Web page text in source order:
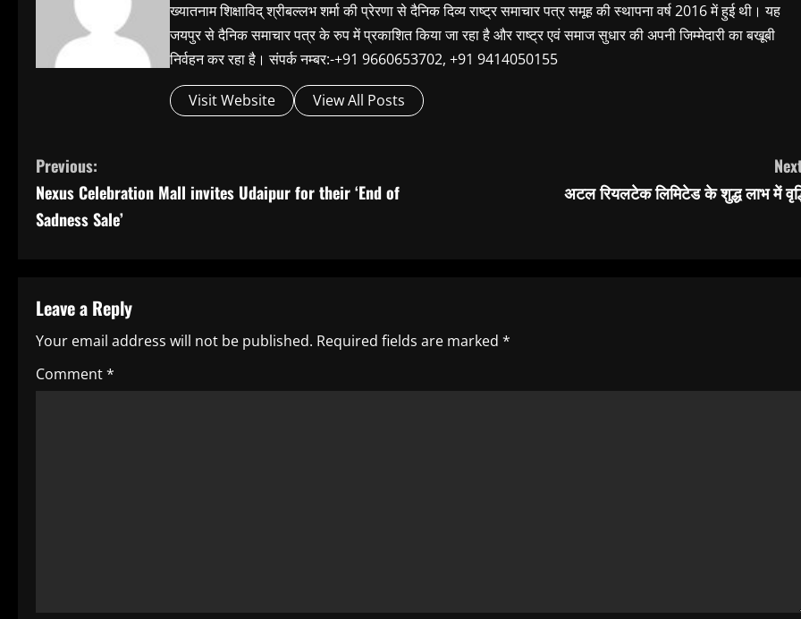
ख्यातनाम शिक्षाविद् श्रीबल्लभ शर्मा की प्रेरणा से दैनिक दिव्य राष्ट्र समाचार पत्र समूह की स्थापना वर्ष 2016 में हुई थी। यह
जयपुर से दैनिक समाचार पत्र के रुप में प्रकाशित किया जा रहा है और राष्ट्र एवं समाज सुधार की अपनी जिम्मेदारी का बखूबी
निर्वहन कर रहा है। संपर्क नम्बर:-+91 9660653702, +91 9414050155
Visit Website View All Posts
C
o
i
n
u
Previous:
Nexus Celebration Mall invites Udaipur for their ‘End of
Sadness Sale’
अटल रियलटेक लिमिटेड के शुद्ध लाभ में
Leave a Reply
Your email address will not be published. Required fields are marked *
Comment*